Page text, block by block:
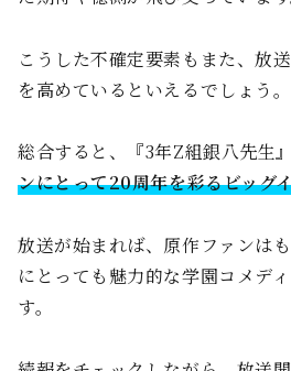
こうした不確定要素もまた、放
を高めているといえるでしょう。
総合すると、『3年Z組銀八先生
ンにとって20周年を彩るビッグ
放送が始まれば、原作ファンは
にとっても魅力的な学園コメデ
す。